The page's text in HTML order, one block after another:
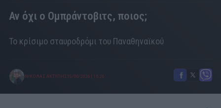
Αν όχι ο Ομπράντοβιτς, ποιος;
Το κρίσιμο σταυροδρόμι του Παναθηναϊκού
ΝΙΚΟΛΑΣ ΑΚΤΥΠΗΣ 15/06/2026 16:26